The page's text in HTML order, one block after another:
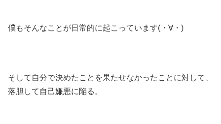
僕もそんなことが日常的に起こっています(・∀・)
そして自分で決めたことを果たせなかったことに対して、
落胆して自己嫌悪に陥る。